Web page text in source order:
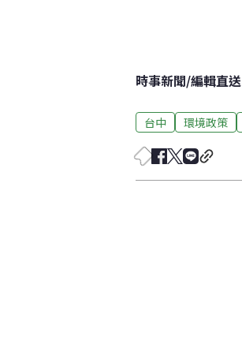
時事新聞/編輯直送
台中 環境政策